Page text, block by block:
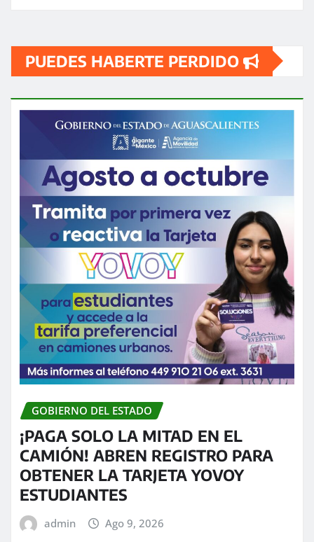
PUEDES HABERTE PERDIDO
GOBIERNO DEL ESTADO
¡PAGA SOLO LA MITAD EN EL
CAMIÓN! ABREN REGISTRO PARA
OBTENER LA TARJETA YOVOY
ESTUDIANTES
admin Ago 9, 2026